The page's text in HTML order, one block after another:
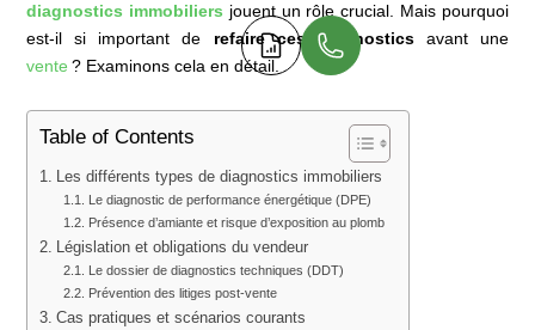
diagnostics immobiliers jouent un rôle crucial. Mais pourquoi
est-il si important de refaire ces diagnosticsavant une
vente ? Examinons cela en détail.
Table of Contents
Les différents types de diagnostics immobiliers
Le diagnostic de performance énergétique (DPE)
Présence d’amiante et risque d’exposition au plomb
Législation et obligations du vendeur
Le dossier de diagnostics techniques (DDT)
Prévention des litiges post-vente
Cas pratiques et scénarios courants